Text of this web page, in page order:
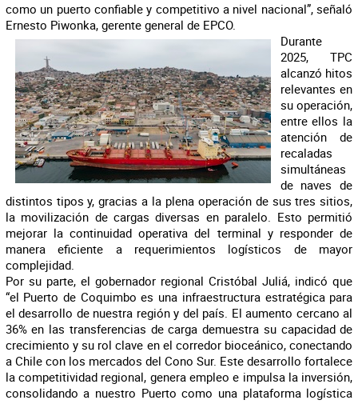
como un puerto confiable y competitivo a nivel nacional”, señaló
Ernesto Piwonka, gerente general de EPCO.
Durante
2025, TPC
alcanzó hitos
relevantes en
su operación,
entre ellos la
atención de
recaladas
simultáneas
de naves de
distintos tipos y, gracias a la plena operación de sus tres sitios,
la movilización de cargas diversas en paralelo. Esto permitió
mejorar la continuidad operativa del terminal y responder de
manera eficiente a requerimientos logísticos de mayor
complejidad.
Por su parte, el gobernador regional Cristóbal Juliá, indicó que
“el Puerto de Coquimbo es una infraestructura estratégica para
el desarrollo de nuestra región y del país. El aumento cercano al
36% en las transferencias de carga demuestra su capacidad de
crecimiento y su rol clave en el corredor bioceánico, conectando
a Chile con los mercados del Cono Sur. Este desarrollo fortalece
la competitividad regional, genera empleo e impulsa la inversión,
consolidando a nuestro Puerto como una plataforma logística